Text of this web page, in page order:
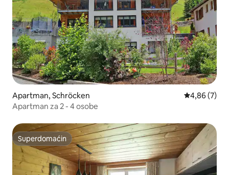
Apartman, Schröcken Prosečna
4,86 (7)
Apartman za 2 - 4 osobe
Superdomaćin
Superdomaćin